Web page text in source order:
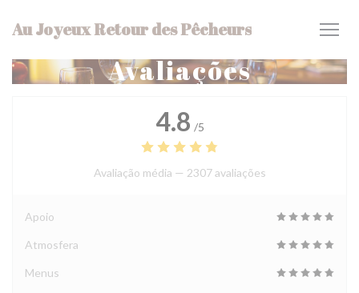
Au Joyeux Retour des Pêcheurs
Avaliações
4.8 /5
Avaliação média — 2307 avaliações
Apoio
Atmosfera
Menus